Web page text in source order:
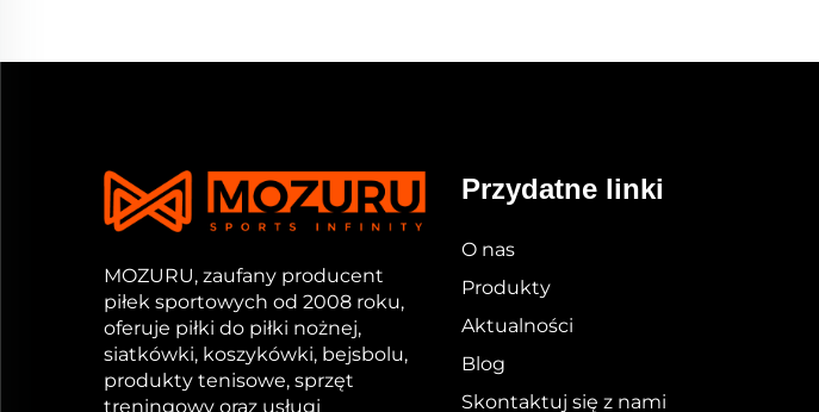
MOZURU, zaufany producent
piłek sportowych od 2008 roku,
oferuje piłki do piłki nożnej,
siatkówki, koszykówki, bejsbolu,
produkty tenisowe, sprzęt
treningowy oraz usługi
Przydatne linki
O nas
Produkty
Aktualności
Blog
Skontaktuj się z nami